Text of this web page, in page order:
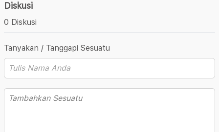
Diskusi
0 Diskusi
Tanyakan / Tanggapi Sesuatu